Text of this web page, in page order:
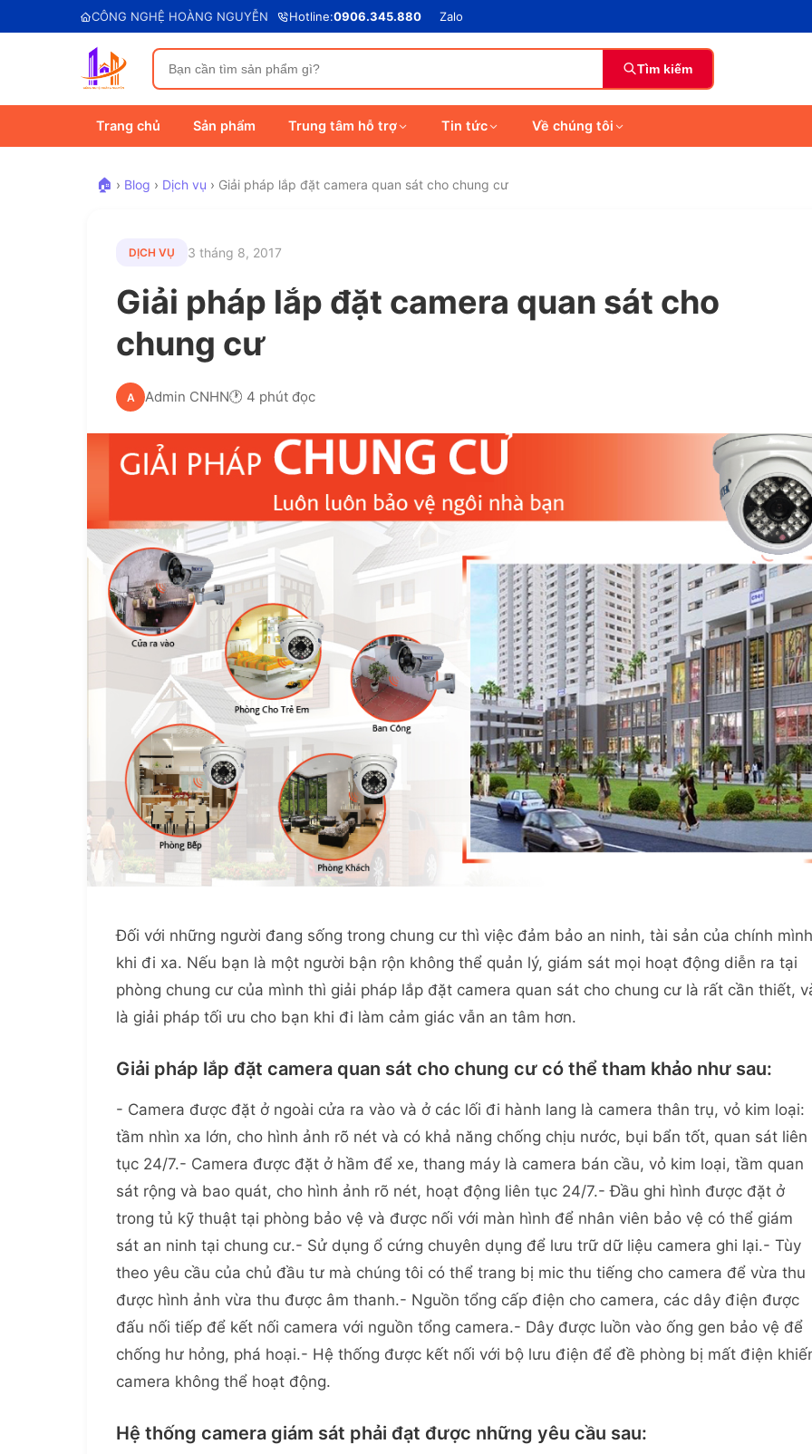
CÔNG NGHỆ HOÀNG NGUYỄN Hotline:0906.345.880 Zalo
Tìm kiếm
Trang chủ Sản phẩm Trung tâm hỗ trợ Tin tức Về chúng tôi
🏠 › Blog › Dịch vụ › Giải pháp lắp đặt camera quan sát cho chung cư
DỊCH VỤ 3 tháng 8, 2017
Giải pháp lắp đặt camera quan sát cho
chung cư
A Admin CNHN🕐 4 phút đọc
Đối với những người đang sống trong chung cư thì việc đảm bảo an ninh, tài sản của chính mình
khi đi xa. Nếu bạn là một người bận rộn không thể quản lý, giám sát mọi hoạt động diễn ra tại
phòng chung cư của mình thì giải pháp lắp đặt camera quan sát cho chung cư là rất cần thiết,
là giải pháp tối ưu cho bạn khi đi làm cảm giác vẫn an tâm hơn.
Giải pháp lắp đặt camera quan sát cho chung cư có thể tham khảo như sau:
- Camera được đặt ở ngoài cửa ra vào và ở các lối đi hành lang là camera thân trụ, vỏ kim loại:
tầm nhìn xa lớn, cho hình ảnh rõ nét và có khả năng chống chịu nước, bụi bẩn tốt, quan sát liên
tục 24/7.- Camera được đặt ở hầm để xe, thang máy là camera bán cầu, vỏ kim loại, tầm quan
sát rộng và bao quát, cho hình ảnh rõ nét, hoạt động liên tục 24/7.- Đầu ghi hình được đặt ở
trong tủ kỹ thuật tại phòng bảo vệ và được nối với màn hình để nhân viên bảo vệ có thể giám
sát an ninh tại chung cư.- Sử dụng ổ cứng chuyên dụng để lưu trữ dữ liệu camera ghi lại.- Tùy
theo yêu cầu của chủ đầu tư mà chúng tôi có thể trang bị mic thu tiếng cho camera để vừa thu
được hình ảnh vừa thu được âm thanh.- Nguồn tổng cấp điện cho camera, các dây điện được
đấu nối tiếp để kết nối camera với nguồn tổng camera.- Dây được luồn vào ống gen bảo vệ để
chống hư hỏng, phá hoại.- Hệ thống được kết nối với bộ lưu điện để đề phòng bị mất điện
camera không thể hoạt động.
Hệ thống camera giám sát phải đạt được những yêu cầu sau: